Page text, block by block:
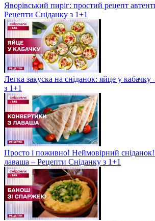
Яворівський пиріг: простий рецепт
Рецепти Сніданку з 1+1
Легка закуска на сніданок: яйце у
з 1+1
Просто і поживно! Неймовірний
лаваша – Рецепти Сніданку з 1+1